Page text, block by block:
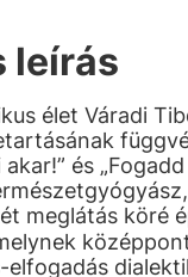
leírás
élet Váradi
és
meglátás köré
elfogadás